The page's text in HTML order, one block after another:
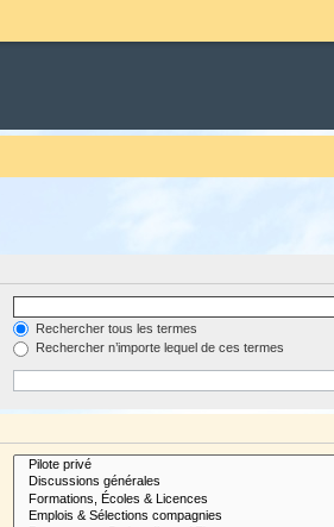
Rechercher tous les termes
Rechercher n’importe lequel de ces termes